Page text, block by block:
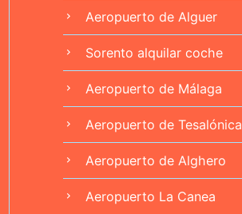
chevron_right Aeropuerto de Alguer
chevron_right Sorento alquilar coche
chevron_right Aeropuerto de Málaga
chevron_right Aeropuerto de Tesalónica
chevron_right Aeropuerto de Alghero
chevron_right Aeropuerto La Canea